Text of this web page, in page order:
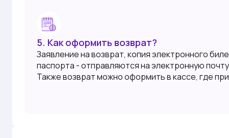
5. Как оформить возврат?
Заявление на возврат, копия электронного
паспорта - отправляются на электронную почту
Также возврат можно оформить в кассе, где